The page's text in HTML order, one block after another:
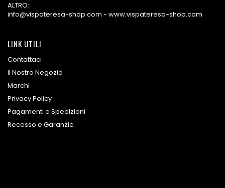
ALTRO:
info@vispateresa-shop.com - www.vispateresa-shop.com
LINK UTILI
Contattaci
Il Nostro Negozio
Marchi
Privacy Policy
Pagamenti e Spedizioni
Recesso e Garanzie